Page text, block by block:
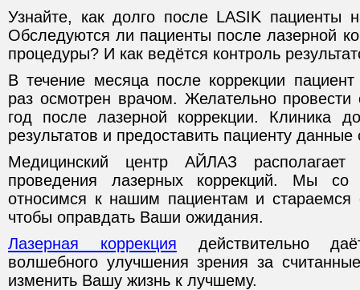
Узнайте, как долго после LASIK пациенты
Обследуются ли пациенты после лазерной
процедуры? И как ведётся контроль
В течение месяца после коррекции
раз осмотрен врачом. Желательно
год после лазерной коррекции. Клиника
результатов и предоставить пациенту данные
Медицинский центр АЙЛАЗ
проведения лазерных коррекций. Мы со
относимся к нашим пациентам и стараемся
чтобы оправдать Ваши ожидания.
Лазерная коррекция действительно
волшебного улучшения зрения за
изменить Вашу жизнь к лучшему.